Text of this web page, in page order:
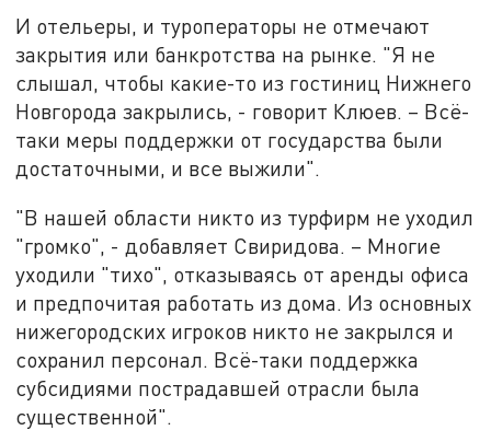
И отельеры, и туроператоры не отмечают
закрытия или банкротства на рынке. "Я не
слышал, чтобы какие-то из гостиниц Нижнего
Новгорода закрылись, - говорит Клюев. – Всё-
таки меры поддержки от государства были
достаточными, и все выжили".
"В нашей области никто из турфирм не уходил
"громко", - добавляет Свиридова. – Многие
уходили "тихо", отказываясь от аренды офиса
и предпочитая работать из дома. Из основных
нижегородских игроков никто не закрылся и
сохранил персонал. Всё-таки поддержка
субсидиями пострадавшей отрасли была
существенной".